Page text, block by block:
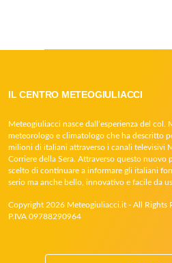
IL CENTRO METEOGIULIACCI
Meteogiuliacci nasce dall’esperienza del
meteorologo e climatologo che ha descritto
milioni di italiani attraverso i canali televisivi
Corriere della Sera. Attraverso questo
scelto di continuare a informare gli italiani
serio ma anche bello, innovativo e facile da
Copyright 2026 Meteogiuliacci.it - All Rights
P.IVA 09788290964